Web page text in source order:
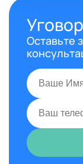
Оставьте